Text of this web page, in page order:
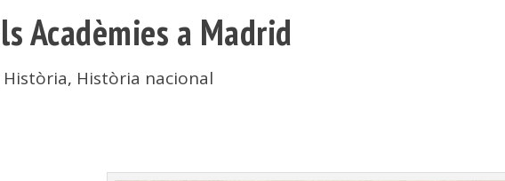
Acadèmies a Madrid
Història, Història nacional